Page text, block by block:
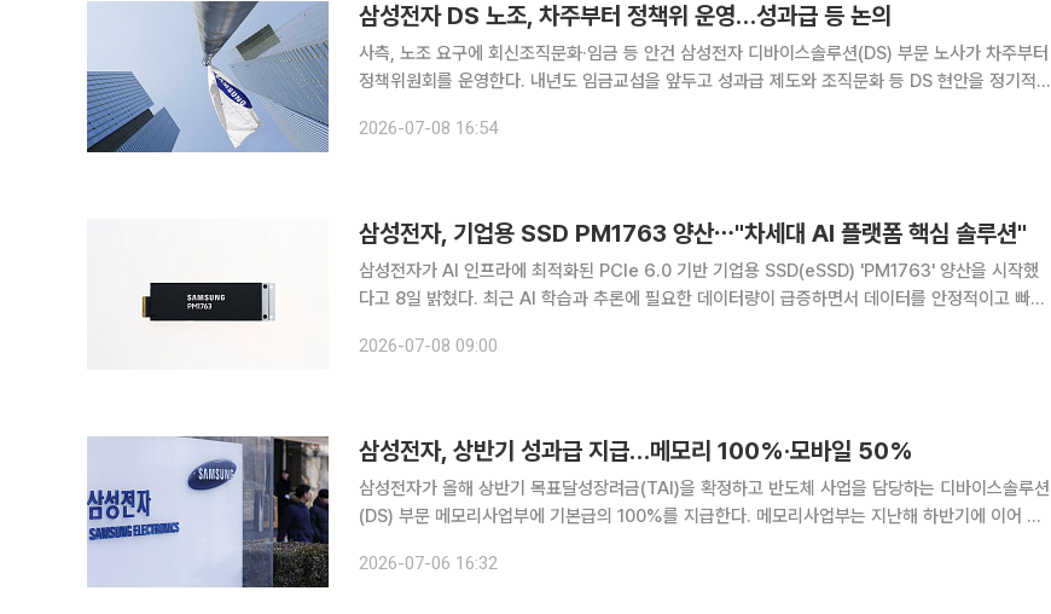
삼성전자 DS 노조, 차주부터 정책위 운영…성과급 등 논의
사측, 노조 요구에 회신조직문화·임금 등 안건 삼성전자 디바이스솔루션(DS) 부문 노사가 차주부터
정책위원회를 운영한다. 내년도 임금교섭을 앞두고 성과급 제도와 조직문화 등 DS 현안을 정기적으
지부(초기업노조)에 보낸 회신 공문을 통해 이같은 내용을 전했다.
2026-07-08 16:54
삼성전자, 기업용 SSD PM1763 양산⋯"차세대 AI 플랫폼 핵심 솔루션"
삼성전자가 AI 인프라에 최적화된 PCIe 6.0 기반 기업용 SSD(eSSD) 'PM1763' 양산을 시작했
다고 8일 밝혔다. 최근 AI 학습과 추론에 필요한 데이터량이 급증하면서 데이터를 안정적이고 빠르
화된 컨트롤러 아키텍처를 기반으로 차세대 AI 플랫폼
2026-07-08 09:00
삼성전자, 상반기 성과급 지급…메모리 100%·모바일 50%
삼성전자가 올해 상반기 목표달성장려금(TAI)을 확정하고 반도체 사업을 담당하는 디바이스솔루션
(DS) 부문 메모리사업부에 기본급의 100%를 지급한다. 메모리사업부는 지난해 하반기에 이어 두
2026-07-06 16:32